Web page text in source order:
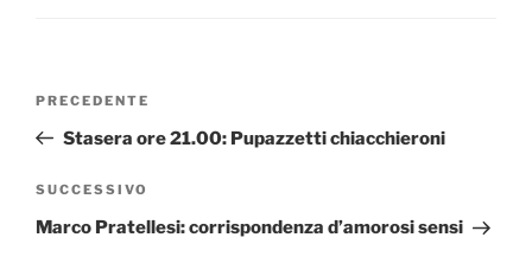
Articolo
precedente:
PRECEDENTE
Stasera ore 21.00: Pupazzetti chiacchieroni
Articolo
successivo
SUCCESSIVO
Marco Pratellesi: corrispondenza d’amorosi sensi